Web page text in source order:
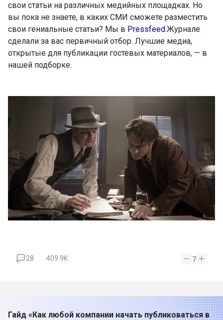
свои статьи на различных медийных площадках. Но
вы пока не знаете, в каких СМИ сможете разместить
свои гениальные статьи? Мы в Pressfeed.Журнале
сделали за вас первичный отбор. Лучшие медиа,
открытые для публикации гостевых материалов, — в
нашей подборке.
28 409.9K 7
Гайд «Как любой компании начать публиковаться в